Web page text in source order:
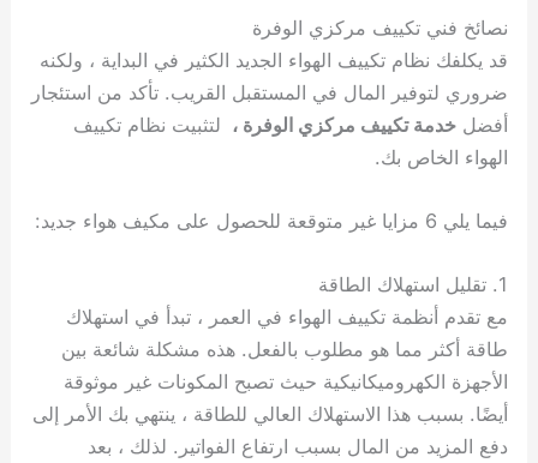
نصائخ فني تكييف مركزي الوفرة
قد يكلفك نظام تكييف الهواء الجديد الكثير في البداية ، ولكنه
ضروري لتوفير المال في المستقبل القريب. تأكد من استئجار
أفضلخدمة تكييف مركزي الوفرة ، لتثبيت نظام تكييف
الهواء الخاص بك.
فيما يلي 6 مزايا غير متوقعة للحصول على مكيف هواء جديد:
1. تقليل استهلاك الطاقة
مع تقدم أنظمة تكييف الهواء في العمر ، تبدأ في استهلاك
طاقة أكثر مما هو مطلوب بالفعل. هذه مشكلة شائعة بين
الأجهزة الكهروميكانيكية حيث تصبح المكونات غير موثوقة
أيضًا. بسبب هذا الاستهلاك العالي للطاقة ، ينتهي بك الأمر إلى
دفع المزيد من المال بسبب ارتفاع الفواتير. لذلك ، بعد